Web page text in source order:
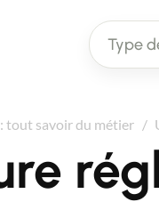
Type
tout savoir du métier